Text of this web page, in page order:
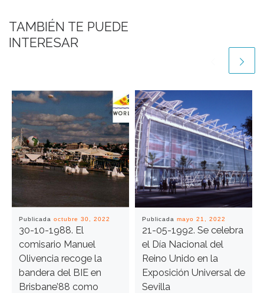
TAMBIÉN TE PUEDE
INTERESAR
Publicada octubre 30, 2022
30-10-1988. El
comisario Manuel
Olivencia recoge la
bandera del BIE en
Brisbane’88 como
Publicada mayo 21, 2022
21-05-1992. Se celebra
el Día Nacional del
Reino Unido en la
Exposición Universal de
Sevilla